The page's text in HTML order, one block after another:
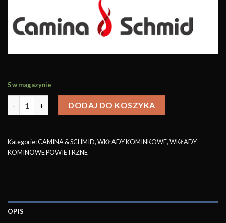
5 w magazynie
DODAJ DO KOSZYKA
Kategorie:CAMINA & SCHMID,WKŁADY KOMINKOWE,WKŁADY
KOMINOWE POWIETRZNE
OPIS